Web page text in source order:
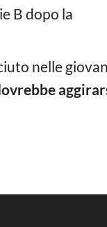
B dopo la
nelle